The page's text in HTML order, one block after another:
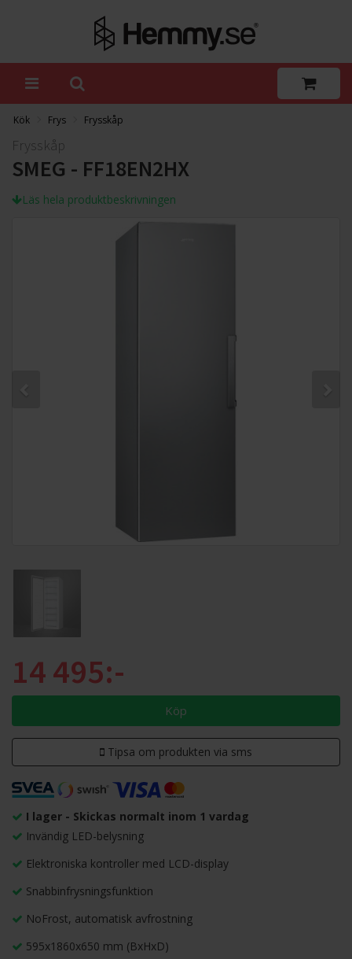
Kök Frys Frysskåp
Frysskåp
SMEG - FF18EN2HX
Läs hela produktbeskrivningen
14 495:-
Köp
Tipsa om produkten via sms
I lager - Skickas normalt inom 1 vardag
Invändig LED-belysning
Elektroniska kontroller med LCD-display
Snabbinfrysningsfunktion
NoFrost, automatisk avfrostning
595x1860x650 mm (BxHxD)